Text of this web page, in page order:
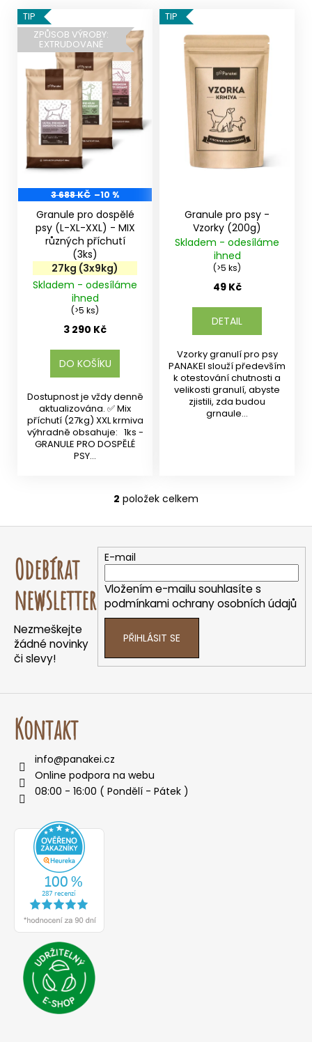
V
ý
p
k
TIP
ZPŮSOB VÝROBY:
EXTRUDOVANÉ
3 688 KČ –10 %
Granule pro dospělé
psy (L-XL-XXL) - MIX
různých příchutí
27kg (3x9kg)
Skladem - odesíláme
ihned
(>5 ks)
3 290 Kč
DO KOŠÍKU
Dostupnost je vždy denně
aktualizována. ✅ Mix
příchutí (27kg) XXL krmiva
výhradně obsahuje: 1ks -
GRANULE PRO DOSPĚLÉ
PSY...
TIP
Granule pro psy -
Vzorky (200g)
Skladem - odesíláme
ihned
(>5 ks)
49 Kč
DETAIL
Vzorky granulí pro psy
PANAKEI slouží především
k otestování chutnosti a
velikosti granulí, abyste
zjistili, zda budou
grnaule...
O
v
á
d
a
c
í
r
v
y
2 položek celkem
Odebírat
newsletter
Nezmeškejte
žádné novinky
či slevy!
E-mail
Vložením e-mailu souhlasíte s
podmínkami ochrany osobních údajů
PŘIHLÁSIT SE
Kontakt
info@panakei.cz
Online podpora na webu
08:00 - 16:00 ( Pondělí - Pátek )